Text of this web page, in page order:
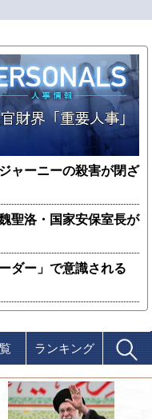
ャーニーの殺害が閉ざ
聖洛・国家安保室長が
ダー」で意識される
ランキング